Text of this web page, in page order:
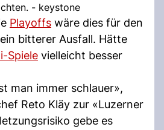
- keystone
Playoffs wäre dies für den
bitterer Ausfall. Hätte
Spiele vielleicht besser
man immer schlauer»,
Reto Kläy zur «Luzerner
gebe es